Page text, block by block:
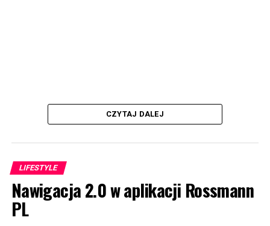
CZYTAJ DALEJ
LIFESTYLE
Nawigacja 2.0 w aplikacji Rossmann
PL